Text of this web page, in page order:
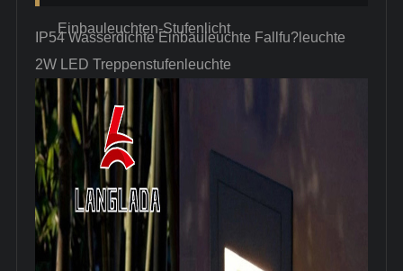
Einbauleuchten-Stufenlicht
IP54 Wasserdichte Einbauleuchte Fallfu?leuchte
2W LED Treppenstufenleuchte